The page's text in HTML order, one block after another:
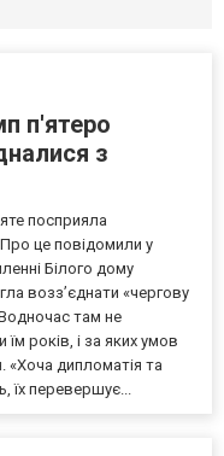
п'ятеро
з
посприяла
це повідомили у
Білого дому
возз’єднати «чергову
Водночас там не
їм років, і за яких умов
«Хоча дипломатія та
перевершує...